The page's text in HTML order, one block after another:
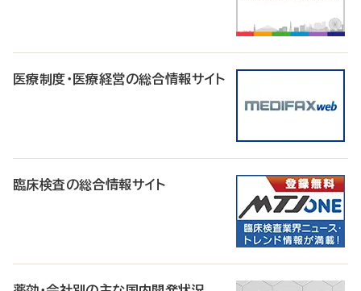
医療制度・医療経営の総合情報サイト
臨床検査の総合情報サイト